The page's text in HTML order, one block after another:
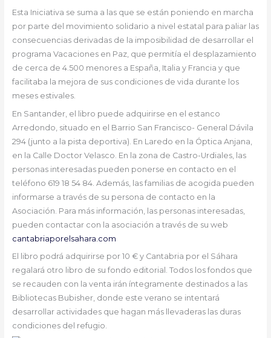
Esta Iniciativa se suma a las que se están poniendo en marcha
por parte del movimiento solidario a nivel estatal para paliar las
consecuencias derivadas de la imposibilidad de desarrollar el
programa Vacaciones en Paz, que permitía el desplazamiento
de cerca de 4.500 menores a España, Italia y Francia y que
facilitaba la mejora de sus condiciones de vida durante los
meses estivales.
En Santander, el libro puede adquirirse en el estanco
Arredondo, situado en el Barrio San Francisco- General Dávila
294 (junto a la pista deportiva). En Laredo en la Óptica Anjana,
en la Calle Doctor Velasco. En la zona de Castro-Urdiales, las
personas interesadas pueden ponerse en contacto en el
teléfono 619 18 54 84. Además, las familias de acogida pueden
informarse a través de su persona de contacto en la
Asociación. Para más información, las personas interesadas,
pueden contactar con la asociación a través de su web
cantabriaporelsahara.com
El libro podrá adquirirse por 10 € y Cantabria por el Sáhara
regalará otro libro de su fondo editorial. Todos los fondos que
se recauden con la venta irán íntegramente destinados a las
Bibliotecas Bubisher, donde este verano se intentará
desarrollar actividades que hagan más llevaderas las duras
condiciones del refugio.